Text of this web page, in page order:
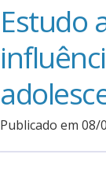
Estudo
Publicado em 08/